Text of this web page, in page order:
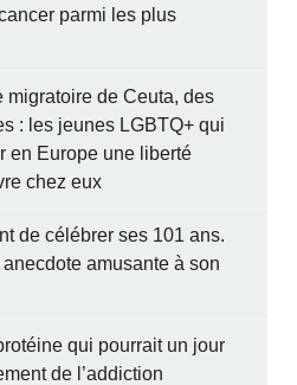
parmi les plus
migratoire de Ceuta, des
: les jeunes LGBTQ+ qui
en Europe une liberté
chez eux
de célébrer ses 101 ans.
amusante à son
qui pourrait un jour
de l’addiction